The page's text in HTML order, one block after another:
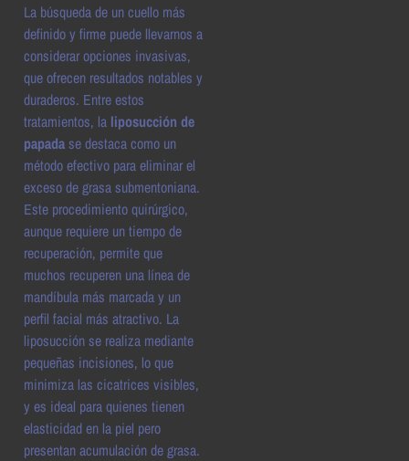
La búsqueda de un cuello más
definido y firme puede llevarnos a
considerar opciones invasivas,
que ofrecen resultados notables y
duraderos. Entre estos
tratamientos, la liposucción de
papadase destaca como un
método efectivo para eliminar el
exceso de grasa submentoniana.
Este procedimiento quirúrgico,
aunque requiere un tiempo de
recuperación, permite que
muchos recuperen una línea de
mandíbula más marcada y un
perfil facial más atractivo. La
liposucción se realiza mediante
pequeñas incisiones, lo que
minimiza las cicatrices visibles,
y es ideal para quienes tienen
elasticidad en la piel pero
presentan acumulación de grasa.